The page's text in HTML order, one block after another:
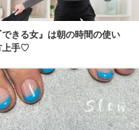
できる女』は朝の時間の使い
上手♡